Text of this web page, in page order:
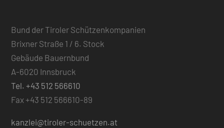
Bund der Tiroler Schützenkompanien
Brixner Straße 1 / 6. Stock
Gebäude Bauernbund
A-6020 Innsbruck
Tel. +43 512 566610
Fax +43 512 566610-89
kanzlei@tiroler-schuetzen.at